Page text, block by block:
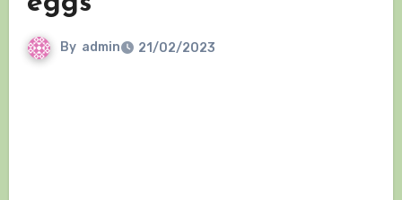
By admin 21/02/2023